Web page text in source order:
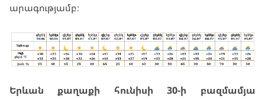
արագությամբ։
Երևան քաղաքի հունիսի 30-ի բազմամյա